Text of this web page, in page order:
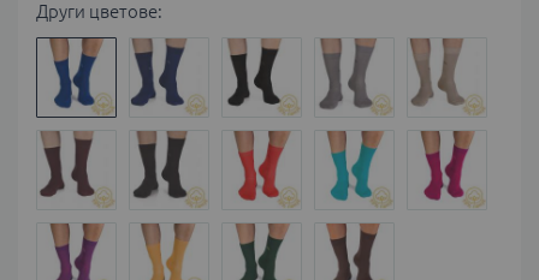
Други цветове: